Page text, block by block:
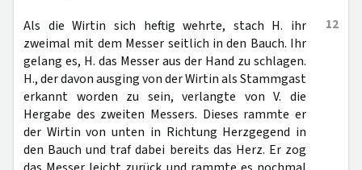
12
Als die Wirtin sich heftig wehrte, stach H. ihr
zweimal mit dem Messer seitlich in den Bauch. Ihr
gelang es, H. das Messer aus der Hand zu schlagen.
H., der davon ausging von der Wirtin als Stammgast
erkannt worden zu sein, verlangte von V. die
Hergabe des zweiten Messers. Dieses rammte er
der Wirtin von unten in Richtung Herzgegend in
den Bauch und traf dabei bereits das Herz. Er zog